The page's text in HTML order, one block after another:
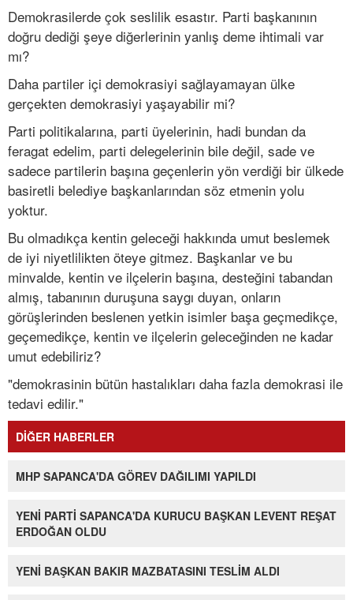
Demokrasilerde çok seslilik esastır. Parti başkanının
doğru dediği şeye diğerlerinin yanlış deme ihtimali var
mı?
Daha partiler içi demokrasiyi sağlayamayan ülke
gerçekten demokrasiyi yaşayabilir mi?
Parti politikalarına, parti üyelerinin, hadi bundan da
feragat edelim, parti delegelerinin bile değil, sade ve
sadece partilerin başına geçenlerin yön verdiği bir ülkede
basiretli belediye başkanlarından söz etmenin yolu
yoktur.
Bu olmadıkça kentin geleceği hakkında umut beslemek
de iyi niyetlilikten öteye gitmez. Başkanlar ve bu
minvalde, kentin ve ilçelerin başına, desteğini tabandan
almış, tabanının duruşuna saygı duyan, onların
görüşlerinden beslenen yetkin isimler başa geçmedikçe,
geçemedikçe, kentin ve ilçelerin geleceğinden ne kadar
umut edebiliriz?
"demokrasinin bütün hastalıkları daha fazla demokrasi ile
tedavi edilir."
DİĞER HABERLER
MHP SAPANCA'DA GÖREV DAĞILIMI YAPILDI
YENİ PARTİ SAPANCA'DA KURUCU BAŞKAN LEVENT REŞAT
ERDOĞAN OLDU
YENİ BAŞKAN BAKIR MAZBATASINI TESLİM ALDI